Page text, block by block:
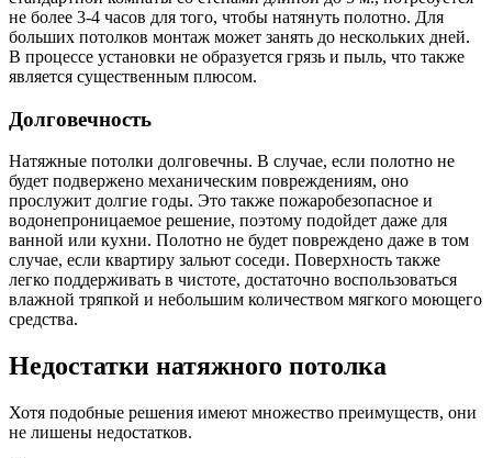
не более 3-4 часов для того, чтобы натянуть полотно. Для
больших потолков монтаж может занять до нескольких дней.
В процессе установки не образуется грязь и пыль, что также
является существенным плюсом.
Долговечность
Натяжные потолки долговечны. В случае, если полотно не
будет подвержено механическим повреждениям, оно
прослужит долгие годы. Это также пожаробезопасное и
водонепроницаемое решение, поэтому подойдет даже для
ванной или кухни. Полотно не будет повреждено даже в том
случае, если квартиру зальют соседи. Поверхность также
легко поддерживать в чистоте, достаточно воспользоваться
влажной тряпкой и небольшим количеством мягкого моющего
средства.
Недостатки натяжного потолка
Хотя подобные решения имеют множество преимуществ, они
не лишены недостатков.